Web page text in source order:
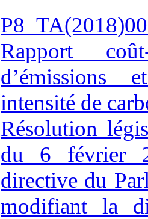
Rapport
d’émissions
intensité de
Résolution
du 6 février
directive du
modifiant la